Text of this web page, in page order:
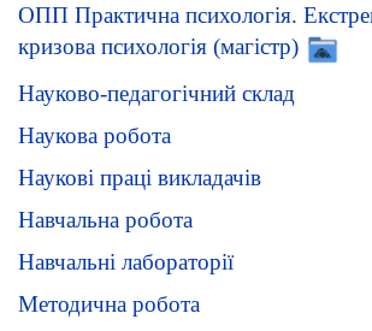
ОПП Практична психологія.
кризова психологія (магістр)
Науково-педагогічний склад
Наукова робота
Наукові праці викладачів
Навчальна робота
Навчальні лабораторії
Методична робота